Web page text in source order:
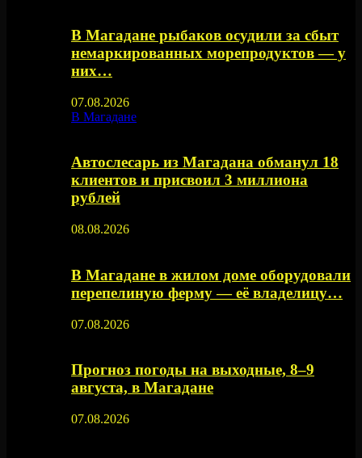
В Магадане рыбаков осудили за сбыт
немаркированных морепродуктов — у
них…
07.08.2026
В Магадане
Автослесарь из Магадана обманул 18
клиентов и присвоил 3 миллиона
рублей
08.08.2026
В Магадане в жилом доме оборудовали
перепелиную ферму — её владелицу…
07.08.2026
Прогноз погоды на выходные, 8–9
августа, в Магадане
07.08.2026